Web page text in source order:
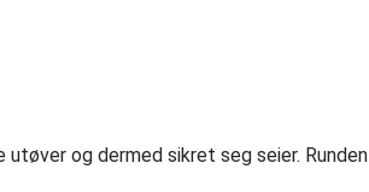
og dermed sikret seg seier. Runden